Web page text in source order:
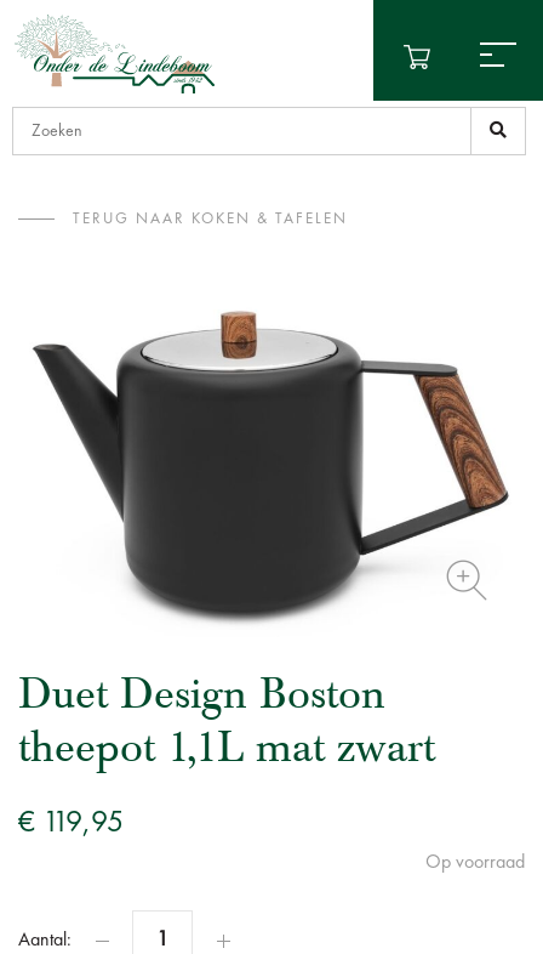
TERUG NAAR KOKEN & TAFELEN
Duet Design Boston
theepot 1,1L mat zwart
€ 119,95
Op voorraad
Aantal: